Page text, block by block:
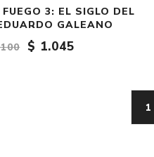
3: EL SIGLO DEL
GALEANO
$ 1.045
1